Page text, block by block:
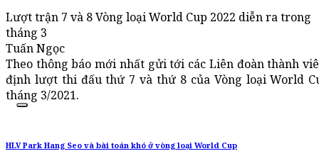
Lượt trận 7 và 8 Vòng loại World Cup 2022 diễn ra trong
tháng 3
Tuấn Ngọc
Theo thông báo mới nhất gửi tới các Liên đoàn thành
định lượt thi đấu thứ 7 và thứ 8 của Vòng loại World
tháng 3/2021.
HLV Park Hang Seo và bài toán khó ở vòng loại World Cup